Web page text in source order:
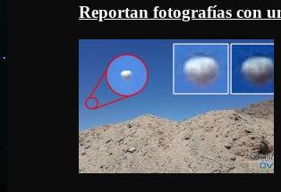
Reportan fotografías con